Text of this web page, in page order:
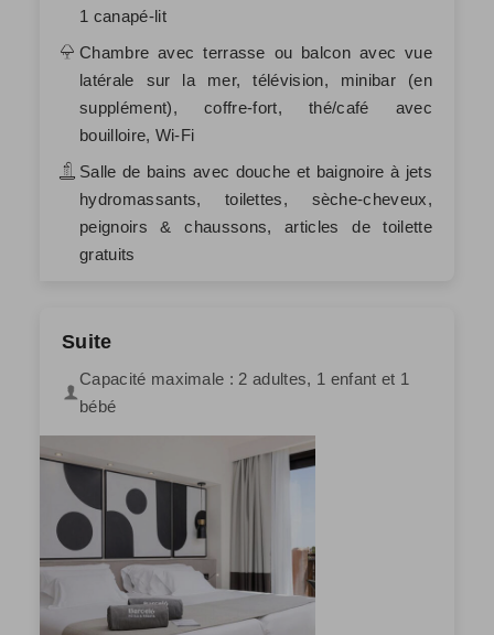
1 canapé-lit
Chambre avec terrasse ou balcon avec vue
latérale sur la mer, télévision, minibar (en
supplément), coffre-fort, thé/café avec
bouilloire, Wi-Fi
Salle de bains avec douche et baignoire à jets
hydromassants, toilettes, sèche-cheveux,
peignoirs & chaussons, articles de toilette
gratuits
Suite
Capacité maximale : 2 adultes, 1 enfant et 1
bébé